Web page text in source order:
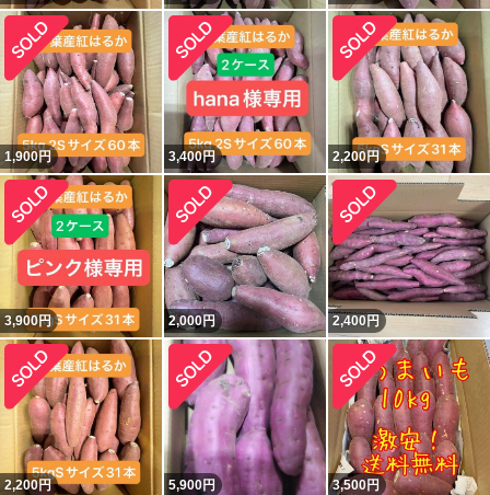
1,900円 3,400円 2,200円
3,900円 2,000円 2,400円
2,200円 5,900円 3,500円